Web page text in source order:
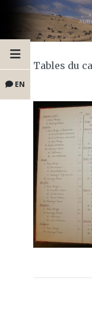
EN
Tables du